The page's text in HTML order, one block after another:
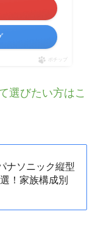
ポチップ
選びたい方はこ
ナソニック縦型
！家族構成別